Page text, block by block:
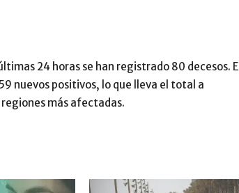
24 horas se han registrado 80 decesos. El
nuevos positivos, lo que lleva el total a
más afectadas.